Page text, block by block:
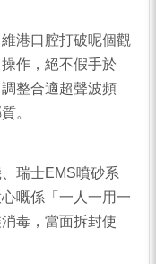
港口腔打破呢個觀
作，絕不假手於
整合適超聲波頻
。
瑞士EMS噴砂系
嘅係「一人一用一
毒，當面拆封使